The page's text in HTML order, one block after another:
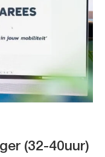
(32-40uur)